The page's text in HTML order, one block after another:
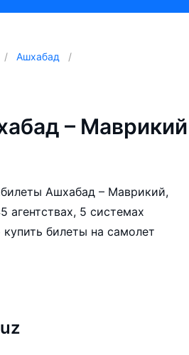
Ашхабад
– Маврикий
Ашхабад – Маврикий,
агентствах, 5 системах
билеты на самолет